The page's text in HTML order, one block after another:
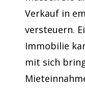
Verkauf in
versteuern.
Immobilie
mit sich